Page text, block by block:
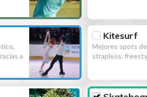
a
Kitesurf
Mejores spots
strapless,